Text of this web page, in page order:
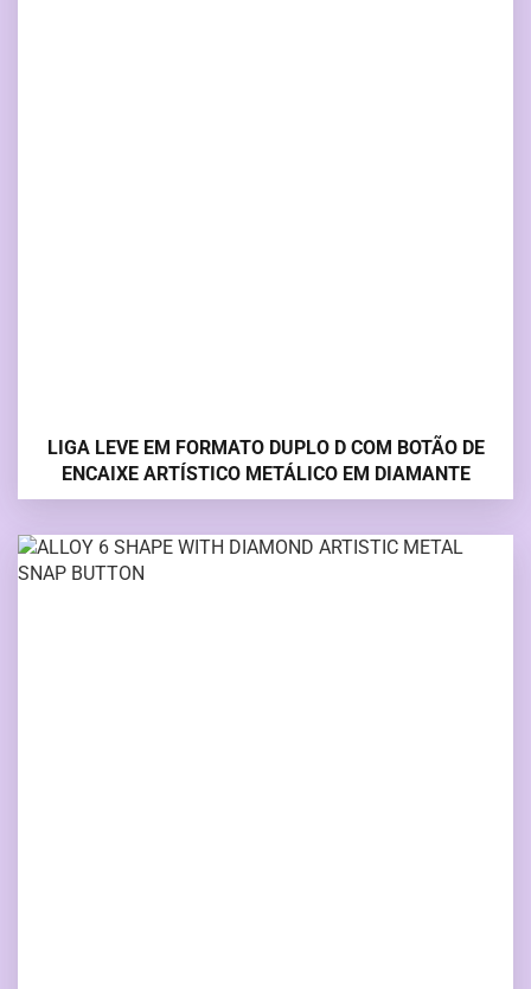
LIGA LEVE EM FORMATO DUPLO D COM BOTÃO DE
ENCAIXE ARTÍSTICO METÁLICO EM DIAMANTE